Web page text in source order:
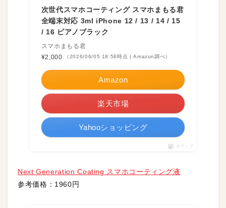
次世代スマホコーティング スマホまもる君
全端末対応 3ml iPhone 12 / 13 / 14 / 15
/ 16 ピアノブラック
スマホまもる君
¥2,000
（2026/06/05 18:58時点 | Amazon調べ）
Amazon
楽天市場
Yahooショッピング
ポチップ
Next Generation Coating スマホコーティング液
参考価格：1960円